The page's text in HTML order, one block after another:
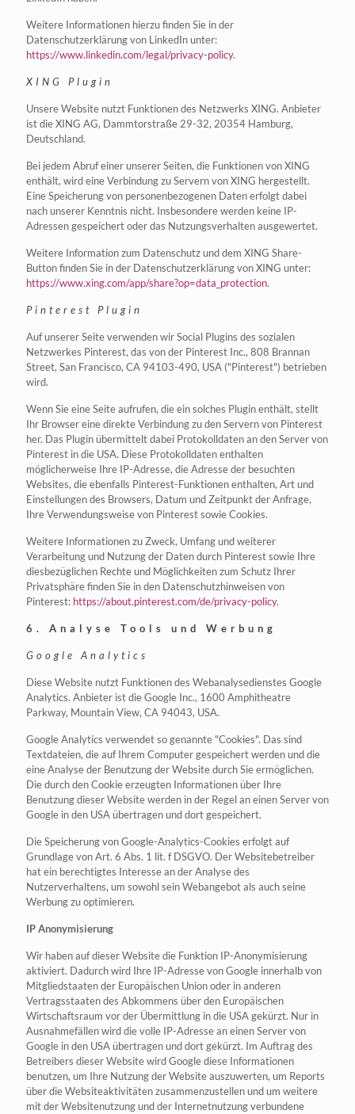
Weitere Informationen hierzu finden Sie in der
Datenschutzerklärung von LinkedIn unter:
https://www.linkedin.com/legal/privacy-policy.
XING Plugin
Unsere Website nutzt Funktionen des Netzwerks XING. Anbieter
ist die XING AG, Dammtorstraße 29-32, 20354 Hamburg,
Deutschland.
Bei jedem Abruf einer unserer Seiten, die Funktionen von XING
enthält, wird eine Verbindung zu Servern von XING hergestellt.
Eine Speicherung von personenbezogenen Daten erfolgt dabei
nach unserer Kenntnis nicht. Insbesondere werden keine IP-
Adressen gespeichert oder das Nutzungsverhalten ausgewertet.
Weitere Information zum Datenschutz und dem XING Share-
Button finden Sie in der Datenschutzerklärung von XING unter:
https://www.xing.com/app/share?op=data_protection.
Pinterest Plugin
Auf unserer Seite verwenden wir Social Plugins des sozialen
Netzwerkes Pinterest, das von der Pinterest Inc., 808 Brannan
Street, San Francisco, CA 94103-490, USA ("Pinterest") betrieben
wird.
Wenn Sie eine Seite aufrufen, die ein solches Plugin enthält, stellt
Ihr Browser eine direkte Verbindung zu den Servern von Pinterest
her. Das Plugin übermittelt dabei Protokolldaten an den Server von
Pinterest in die USA. Diese Protokolldaten enthalten
möglicherweise Ihre IP-Adresse, die Adresse der besuchten
Websites, die ebenfalls Pinterest-Funktionen enthalten, Art und
Einstellungen des Browsers, Datum und Zeitpunkt der Anfrage,
Ihre Verwendungsweise von Pinterest sowie Cookies.
Weitere Informationen zu Zweck, Umfang und weiterer
Verarbeitung und Nutzung der Daten durch Pinterest sowie Ihre
diesbezüglichen Rechte und Möglichkeiten zum Schutz Ihrer
Privatsphäre finden Sie in den Datenschutzhinweisen von
Pinterest: https://about.pinterest.com/de/privacy-policy.
6. Analyse Tools und Werbung
Google Analytics
Diese Website nutzt Funktionen des Webanalysedienstes Google
Analytics. Anbieter ist die Google Inc., 1600 Amphitheatre
Parkway, Mountain View, CA 94043, USA.
Google Analytics verwendet so genannte "Cookies". Das sind
Textdateien, die auf Ihrem Computer gespeichert werden und die
eine Analyse der Benutzung der Website durch Sie ermöglichen.
Die durch den Cookie erzeugten Informationen über Ihre
Benutzung dieser Website werden in der Regel an einen Server von
Google in den USA übertragen und dort gespeichert.
Die Speicherung von Google-Analytics-Cookies erfolgt auf
Grundlage von Art. 6 Abs. 1 lit. f DSGVO. Der Websitebetreiber
hat ein berechtigtes Interesse an der Analyse des
Nutzerverhaltens, um sowohl sein Webangebot als auch seine
Werbung zu optimieren.
IP Anonymisierung
Wir haben auf dieser Website die Funktion IP-Anonymisierung
aktiviert. Dadurch wird Ihre IP-Adresse von Google innerhalb von
Mitgliedstaaten der Europäischen Union oder in anderen
Vertragsstaaten des Abkommens über den Europäischen
Wirtschaftsraum vor der Übermittlung in die USA gekürzt. Nur in
Ausnahmefällen wird die volle IP-Adresse an einen Server von
Google in den USA übertragen und dort gekürzt. Im Auftrag des
Betreibers dieser Website wird Google diese Informationen
benutzen, um Ihre Nutzung der Website auszuwerten, um Reports
über die Websiteaktivitäten zusammenzustellen und um weitere
mit der Websitenutzung und der Internetnutzung verbundene